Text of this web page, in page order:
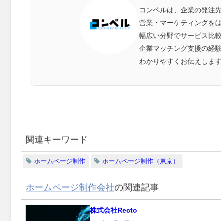
コンペルは、企業の発注
営業・マーケティングを
幅広い分野でサービス比
企業マッチング支援の経
わかりやすくお伝えしま
関連キーワード
ホームページ制作 ホームページ制作（東京）
ホームページ制作会社の関連記事
株式会社Recto